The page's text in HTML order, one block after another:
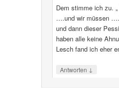
Dem stimme ich zu.
….und wir müssen
und dann dieser
haben alle keine
Lesch fand ich eher
Antworten ↓